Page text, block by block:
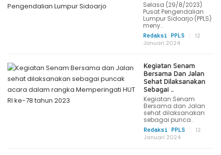
Selasa (29/8/2023)
Pusat Pengendalian
Lumpur Sidoarjo (PPLS)
meny..
Redaksi PPLS
12
Januari 2024
Kegiatan Senam
Bersama Dan Jalan
Sehat Dilaksanakan
Sebagai ..
Kegiatan Senam
Bersama dan Jalan
sehat dilaksanakan
sebagai punca..
Redaksi PPLS
12
Januari 2024